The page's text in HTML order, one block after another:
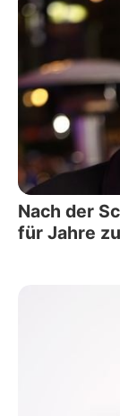
Nach der
für Jahre